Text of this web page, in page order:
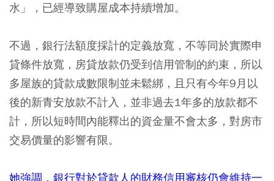
水」，已經導致購屋成本持續增加。
不過，銀行法額度採計的定義放寬，不等同於實際申
貸條件放寬，房貸放款仍受到信用管制的約束，所以
多屋族的貸款成數限制並未鬆綁，且只有今年9月以
後的新青安放款不計入，並非過去1年多的放款都不
計，所以短時間內能釋出的資金量不會太多，對房市
交易價量的影響有限。
她強調，銀行對於貸款人的財務信用審核仍會維持一